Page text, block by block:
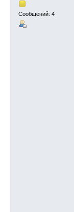
Сообщений: 4